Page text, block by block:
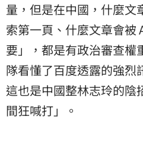
量，但是在中國，什麼文
索第一頁、什麼文章會被
要」，都是有政治審查權
隊看懂了百度透露的強烈
這也是中國整林志玲的陰
間狂喊打」。